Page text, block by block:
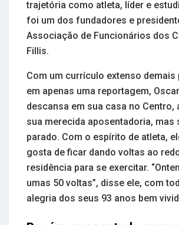
trajetória como atleta, líder e
foi um dos fundadores e
Associação de Funcionários dos
Fillis.
Com um currículo extenso demais
em apenas uma reportagem,
descansa em sua casa no Centro,
sua merecida aposentadoria, mas
parado. Com o espírito de atleta,
gosta de ficar dando voltas ao
residência para se exercitar.
umas 50 voltas”, disse ele, com
alegria dos seus 93 anos bem